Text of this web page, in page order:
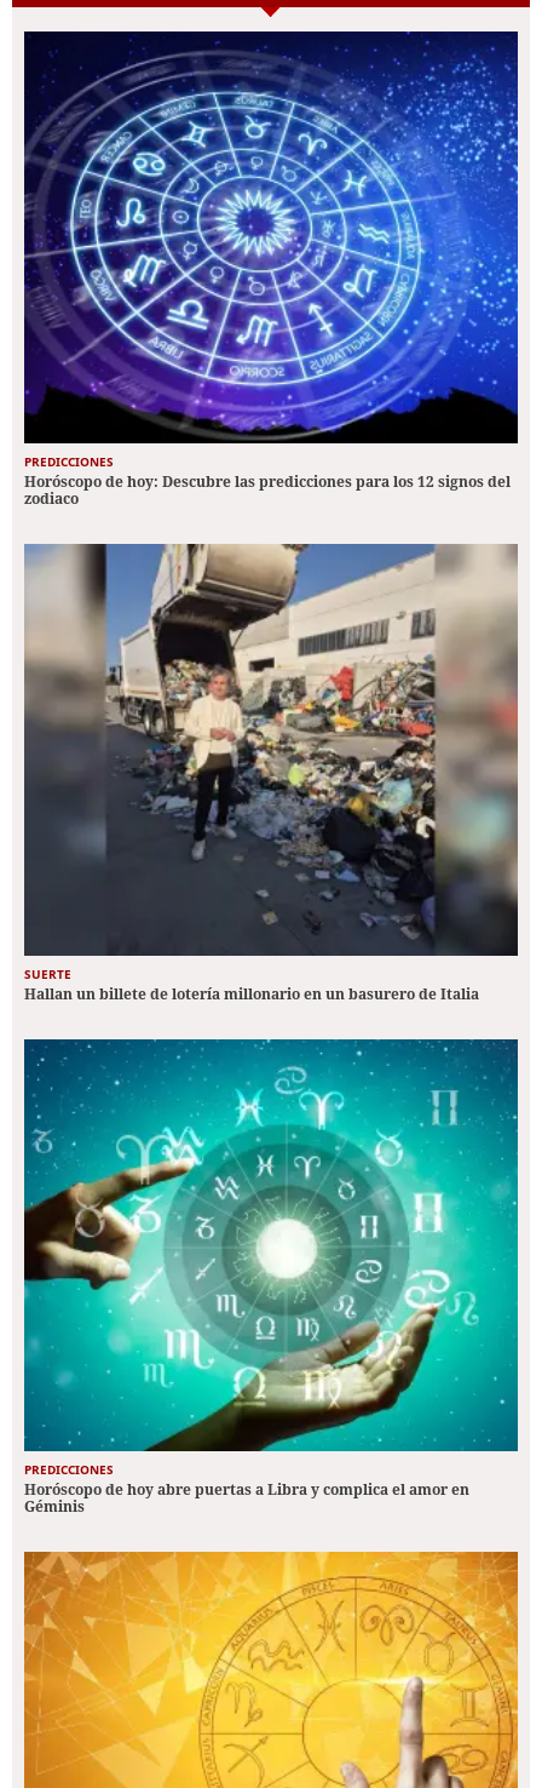
PREDICCIONES
Horóscopo de hoy: Descubre las predicciones para los 12 signos del
zodiaco
SUERTE
Hallan un billete de lotería millonario en un basurero de Italia
PREDICCIONES
Horóscopo de hoy abre puertas a Libra y complica el amor en
Géminis